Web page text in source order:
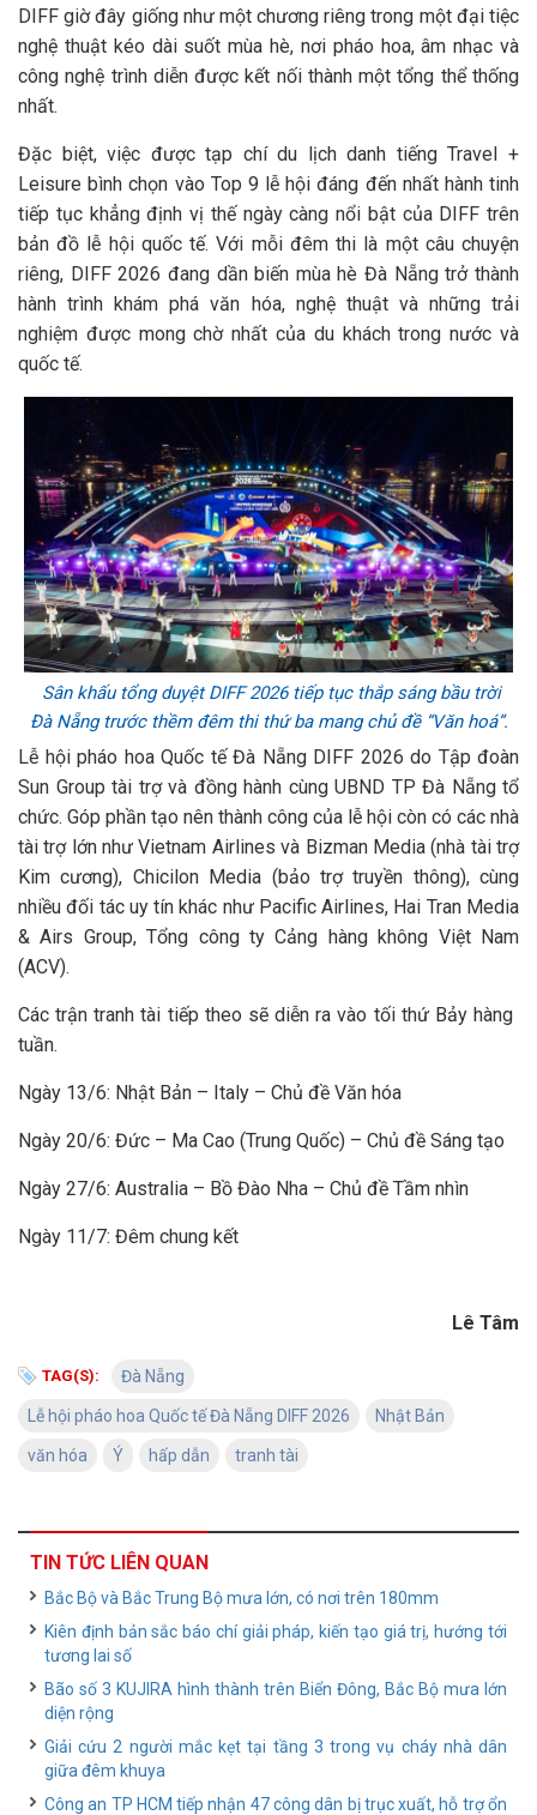
DIFF giờ đây giống như một chương riêng trong một đại tiệc
nghệ thuật kéo dài suốt mùa hè, nơi pháo hoa, âm nhạc và
công nghệ trình diễn được kết nối thành một tổng thể thống
nhất.
Đặc biệt, việc được tạp chí du lịch danh tiếng Travel +
Leisure bình chọn vào Top 9 lễ hội đáng đến nhất hành tinh
tiếp tục khẳng định vị thế ngày càng nổi bật của DIFF trên
bản đồ lễ hội quốc tế. Với mỗi đêm thi là một câu chuyện
riêng, DIFF 2026 đang dần biến mùa hè Đà Nẵng trở thành
hành trình khám phá văn hóa, nghệ thuật và những trải
nghiệm được mong chờ nhất của du khách trong nước và
quốc tế.
Sân khấu tổng duyệt DIFF 2026 tiếp tục thắp sáng bầu trời
Đà Nẵng trước thềm đêm thi thứ ba mang chủ đề “Văn hoá”.
Lễ hội pháo hoa Quốc tế Đà Nẵng DIFF 2026 do Tập đoàn
Sun Group tài trợ và đồng hành cùng UBND TP Đà Nẵng tổ
chức. Góp phần tạo nên thành công của lễ hội còn có các nhà
tài trợ lớn như Vietnam Airlines và Bizman Media (nhà tài trợ
Kim cương), Chicilon Media (bảo trợ truyền thông), cùng
nhiều đối tác uy tín khác như Pacific Airlines, Hai Tran Media
& Airs Group, Tổng công ty Cảng hàng không Việt Nam
(ACV).
Các trận tranh tài tiếp theo sẽ diễn ra vào tối thứ Bảy hàng
tuần.
Ngày 13/6: Nhật Bản – Italy – Chủ đề Văn hóa
Ngày 20/6: Đức – Ma Cao (Trung Quốc) – Chủ đề Sáng tạo
Ngày 27/6: Australia – Bồ Đào Nha – Chủ đề Tầm nhìn
Ngày 11/7: Đêm chung kết
Lê Tâm
TAG(S): Đà Nẵng
Lễ hội pháo hoa Quốc tế Đà Nẵng DIFF 2026 Nhật Bản
văn hóa Ý hấp dẫn tranh tài
TIN TỨC LIÊN QUAN
Bắc Bộ và Bắc Trung Bộ mưa lớn, có nơi trên 180mm
Kiên định bản sắc báo chí giải pháp, kiến tạo giá trị, hướng tới
tương lai số
Bão số 3 KUJIRA hình thành trên Biển Đông, Bắc Bộ mưa lớn
diện rộng
Giải cứu 2 người mắc kẹt tại tầng 3 trong vụ cháy nhà dân
giữa đêm khuya
Công an TP HCM tiếp nhận 47 công dân bị trục xuất, hỗ trợ ổn